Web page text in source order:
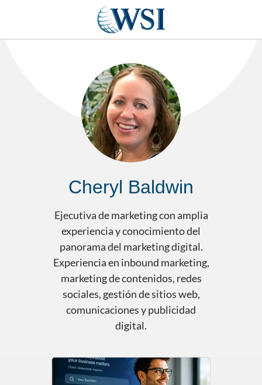
Cheryl Baldwin
Ejecutiva de marketing con amplia
experiencia y conocimiento del
panorama del marketing digital.
Experiencia en inbound marketing,
marketing de contenidos, redes
sociales, gestión de sitios web,
comunicaciones y publicidad
digital.